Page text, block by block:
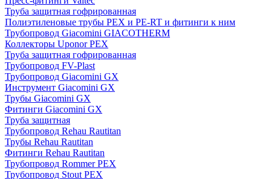
Труба защитная гофрированная
Полиэтиленовые трубы PEX и PE-RT и фитинги к ним
Трубопровод Giacomini GIACOTHERM
Коллекторы Uponor PEX
Труба защитная гофрированная
Трубопровод FV-Plast
Трубопровод Giacomini GX
Инструмент Giacomini GX
Трубы Giacomini GX
Фитинги Giacomini GX
Труба защитная
Трубопровод Rehau Rautitan
Трубы Rehau Rautitan
Фитинги Rehau Rautitan
Трубопровод Rommer PEX
Трубопровод Stout PEX